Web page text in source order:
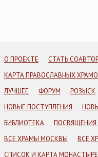
О ПРОЕКТЕ СТАТЬ
КАРТА ПРАВОСЛАВНЫХ
ЛУЧШЕЕ
ФОРУМ РОЗЫСК
НОВЫЕ ПОСТУПЛЕНИЯ
БИБЛИОТЕКА
ПОСВЯЩЕНИЯ
ВСЕ ХРАМЫ МОСКВЫ
ВСЕ
СПИСОК И КАРТА